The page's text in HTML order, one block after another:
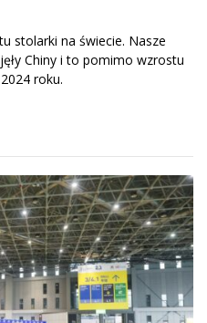
stolarki na świecie. Nasze
Chiny i to pomimo wzrostu
roku.